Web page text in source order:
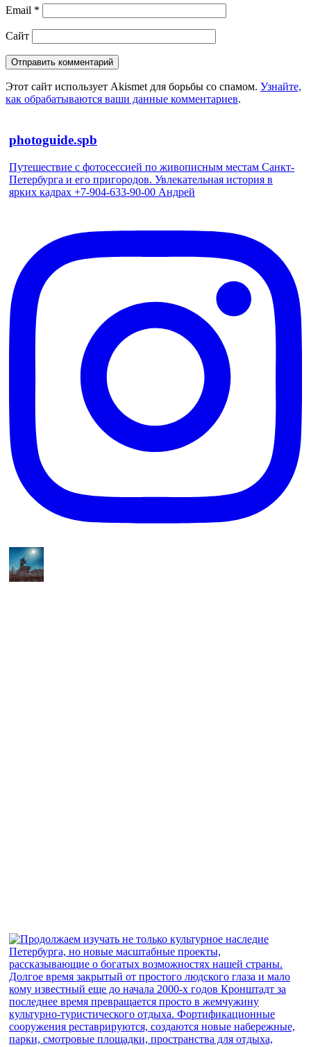
Email *
Сайт
Этот сайт использует Akismet для борьбы со спамом. Узнайте,
как обрабатываются ваши данные комментариев.
photoguide.spb
Путешествие с фотосессией по живописным местам Санкт-
Петербурга и его пригородов. Увлекательная история в
ярких кадрах +7-904-633-90-00 Андрей